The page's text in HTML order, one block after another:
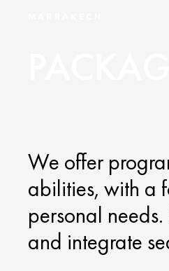
We offer
abilities, with a
personal
and integrate